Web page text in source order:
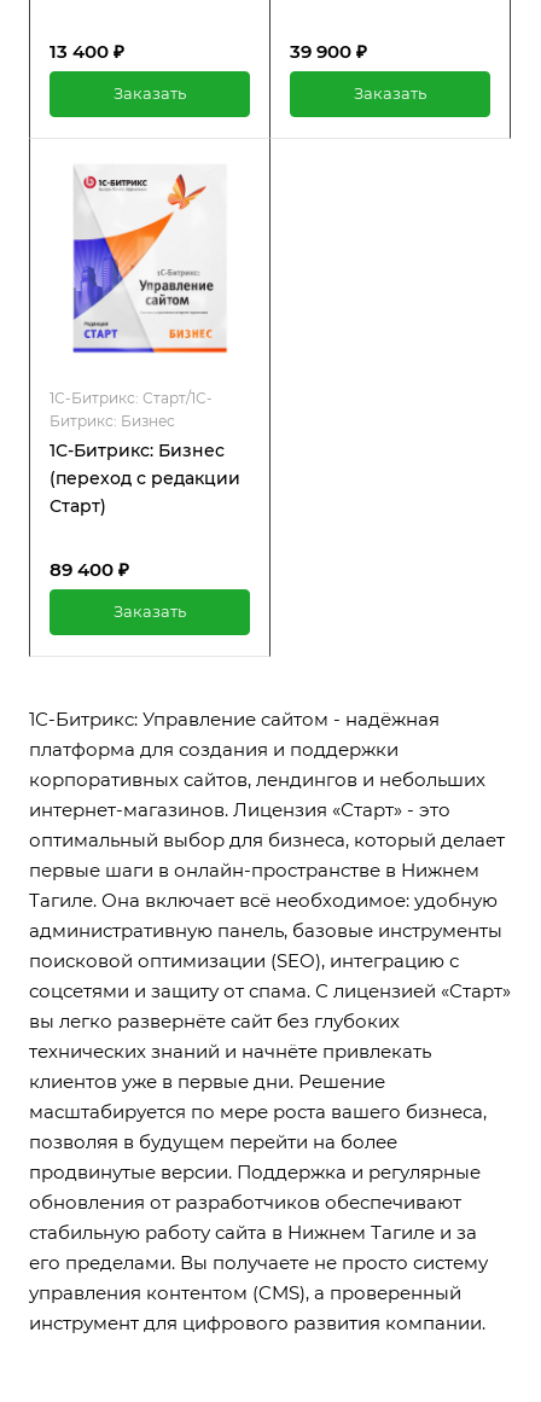
13 400 ₽
Заказать
39 900 ₽
Заказать
1С-Битрикс: Старт/1С-
Битрикс: Бизнес
1С-Битрикс: Бизнес
(переход с редакции
Старт)
89 400 ₽
Заказать
1С-Битрикс: Управление сайтом - надёжная
платформа для создания и поддержки
корпоративных сайтов, лендингов и небольших
интернет-магазинов. Лицензия «Старт» - это
оптимальный выбор для бизнеса, который делает
первые шаги в онлайн-пространстве в Нижнем
Тагиле. Она включает всё необходимое: удобную
административную панель, базовые инструменты
поисковой оптимизации (SEO), интеграцию с
соцсетями и защиту от спама. С лицензией «Старт»
вы легко развернёте сайт без глубоких
технических знаний и начнёте привлекать
клиентов уже в первые дни. Решение
масштабируется по мере роста вашего бизнеса,
позволяя в будущем перейти на более
продвинутые версии. Поддержка и регулярные
обновления от разработчиков обеспечивают
стабильную работу сайта в Нижнем Тагиле и за
его пределами. Вы получаете не просто систему
управления контентом (CMS), а проверенный
инструмент для цифрового развития компании.